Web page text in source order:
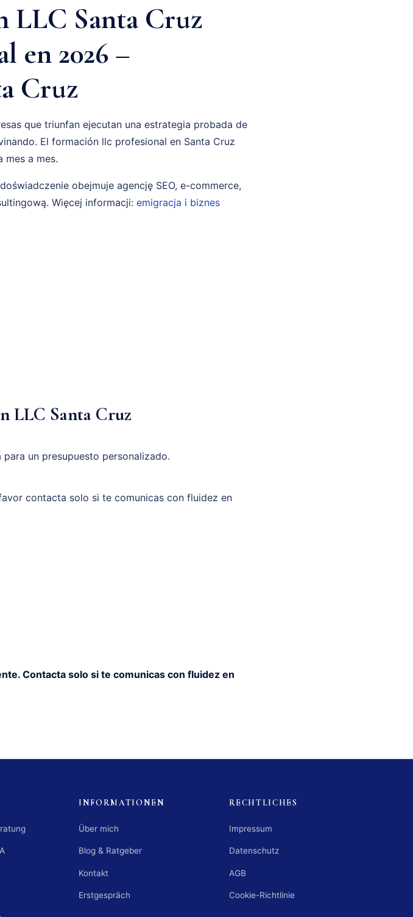
LLC Santa Cruz
en 2026 –
Cruz
que triunfan ejecutan una estrategia probada de
El formación llc profesional en Santa Cruz
mes a mes.
obejmuje agencję SEO, e-commerce,
Więcej informacji: emigracja i biznes
LLC Santa Cruz
un presupuesto personalizado.
contacta solo si te comunicas con fluidez en
Contacta solo si te comunicas con fluidez en
INFORMATIONEN
Über mich
Blog & Ratgeber
Kontakt
Erstgespräch
RECHTLICHES
Impressum
Datenschutz
AGB
Cookie-Richtlinie